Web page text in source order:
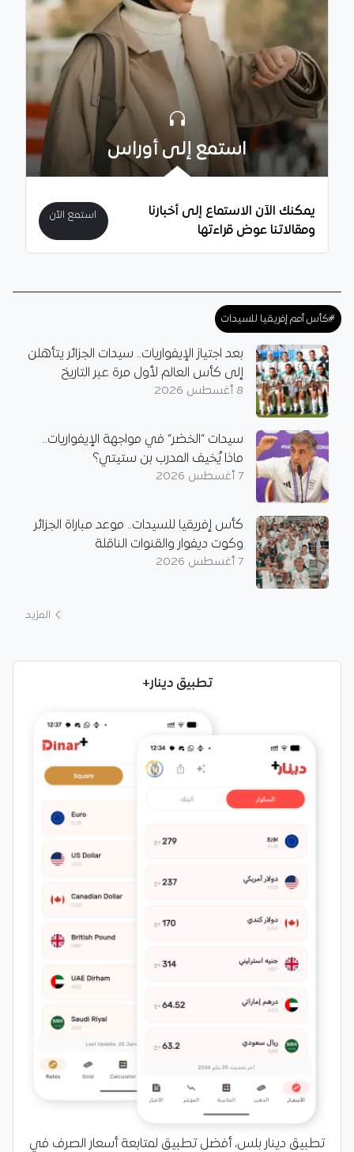
استمع إلى أوراس
يمكنك الآن الاستماع إلى أخبارنا
ومقالاتنا عوض قراءتها
استمع الآن
#كأس أمم إفريقيا للسيدات
بعد اجتياز الإيفواريات.. سيدات الجزائر يتأهلن
إلى كأس العالم لأول مرة عبر التاريخ
8 أغسطس 2026
سيدات “الخضر” في مواجهة الإيفواريات..
ماذا يُخيف المدرب بن ستيتي؟
7 أغسطس 2026
كأس إفريقيا للسيدات.. موعد مباراة الجزائر
وكوت ديفوار والقنوات الناقلة
7 أغسطس 2026
المزيد
تطبيق دينار+
تطبيق دينار بلس، أفضل تطبيق لمتابعة أسعار الصرف في